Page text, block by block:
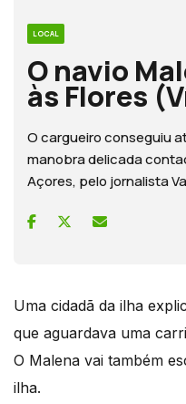
LOCAL
O navio
às Flores
O cargueiro conseguiu
manobra delicada
Açores, pelo jornalista
Uma cidadã da ilha
que aguardava uma
O Malena vai também
ilha.